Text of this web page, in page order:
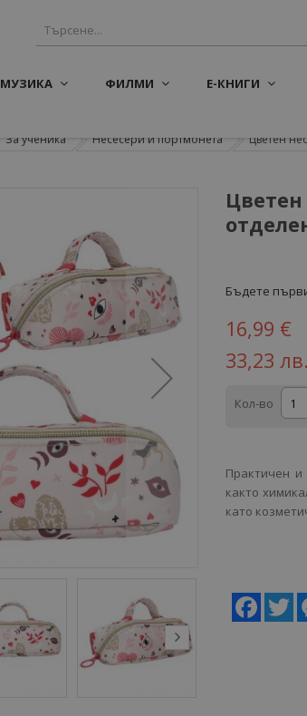
МУЗИКА ФИЛМИ Е-КНИГИ
За ученика Несесери и портмонета Цветен
Цветен
Бъдете
16,99 €
33,23 лв.
Кол-во
Практичен и
както
като